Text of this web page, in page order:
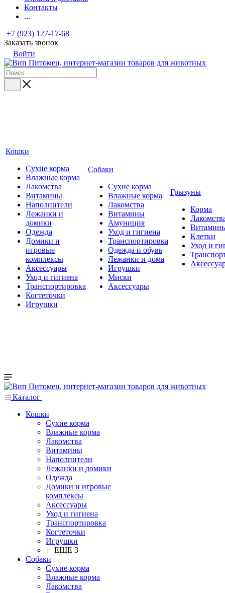
Контакты
...
+7 (923) 127-17-68
Заказать звонок
Войти
Кошки
Сухие корма
Влажные корма
Лакомства
Витамины
Наполнители
Лежанки и
домики
Одежда
Домики и
игровые
комплексы
Аксессуары
Уход и гигиена
Транспортировка
Когтеточки
Игрушки
Собаки
Сухие корма
Влажные корма
Лакомства
Витамины
Амуниция
Уход и гигиена
Транспортировка
Одежда и обувь
Лежанки и дома
Игрушки
Миски
Аксессуары
Грызуны
Корма
Клетки
Уход и
Каталог
Кошки
Сухие корма
Влажные корма
Лакомства
Витамины
Наполнители
Лежанки и домики
Одежда
Домики и игровые
комплексы
Аксессуары
Уход и гигиена
Транспортировка
Когтеточки
Игрушки
+ ЕЩЕ 3
Собаки
Сухие корма
Влажные корма
Лакомства